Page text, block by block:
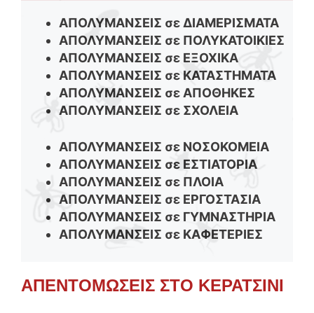
ΑΠΟΛΥΜΑΝΣΕΙΣ σε ΔΙΑΜΕΡΙΣΜΑΤΑ
ΑΠΟΛΥΜΑΝΣΕΙΣ σε ΠΟΛΥΚΑΤΟΙΚΙΕΣ
ΑΠΟΛΥΜΑΝΣΕΙΣ σε ΕΞΟΧΙΚΑ
ΑΠΟΛΥΜΑΝΣΕΙΣ σε ΚΑΤΑΣΤΗΜΑΤΑ
ΑΠΟΛΥΜΑΝΣΕΙΣ σε ΑΠΟΘΗΚΕΣ
ΑΠΟΛΥΜΑΝΣΕΙΣ σε ΣΧΟΛΕΙΑ
ΑΠΟΛΥΜΑΝΣΕΙΣ σε ΝΟΣΟΚΟΜΕΙΑ
ΑΠΟΛΥΜΑΝΣΕΙΣ σε ΕΣΤΙΑΤΟΡΙΑ
ΑΠΟΛΥΜΑΝΣΕΙΣ σε ΠΛΟΙΑ
ΑΠΟΛΥΜΑΝΣΕΙΣ σε ΕΡΓΟΣΤΑΣΙΑ
ΑΠΟΛΥΜΑΝΣΕΙΣ σε ΓΥΜΝΑΣΤΗΡΙΑ
ΑΠΟΛΥΜΑΝΣΕΙΣ σε ΚΑΦΕΤΕΡΙΕΣ
ΑΠΕΝΤΟΜΩΣΕΙΣ ΣΤΟ ΚΕΡΑΤΣΙΝΙ